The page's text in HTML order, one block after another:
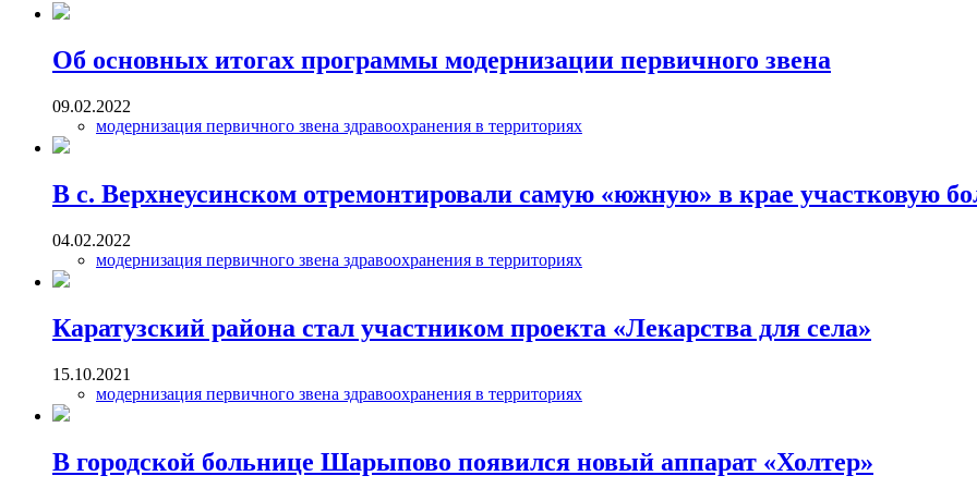
Об основных итогах программы модернизации первичного звена
09.02.2022
модернизация первичного звена здравоохранения в территориях
В с. Верхнеусинском отремонтировали самую «южную» в крае участковую
04.02.2022
модернизация первичного звена здравоохранения в территориях
Каратузский района стал участником проекта «Лекарства для села»
15.10.2021
модернизация первичного звена здравоохранения в территориях
В городской больнице Шарыпово появился новый аппарат «Холтер»